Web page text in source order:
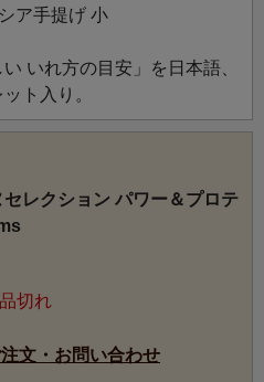
ア手提げ 小
いれ方の目安」を日本語、
ト入り。
セレクション パワー＆プロテ
切れ
文・お問い合わせ